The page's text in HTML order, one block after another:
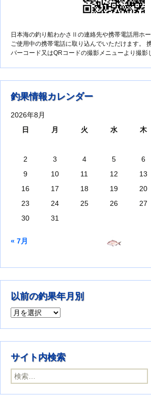
日本海の釣り船わかさⅡの連絡先や携帯電話用ホー
ご使用中の携帯電話に取り込んでいただけます。
バーコード又はQRコードの撮影メニューより撮影
釣果情報カレンダー
2026年8月
日
月 火 水 木
2
3 4 5 6
9
10 11 12 13
16
17 18 19 20
23
24 25 26 27
30
31
« 7月
以前の釣果年月別
以前の釣果年月別
サイト内検索
検索: